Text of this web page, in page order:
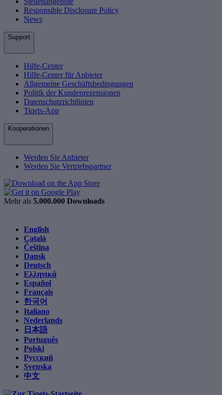
Responsible Disclosure Policy
News
Support
Hilfe-Center
Hilfe-Center für Anbieter
Allgemeine Geschäftsbedingungen
Politik der Kundenrezensionen
Datenschutzrichtlinien
Tiqets-App
Kooperationen
Werden Sie Anbieter
Werden Sie Vertriebspartner
Mehr als 5.000.000 Downloads
English
Català
Čeština
Dansk
Deutsch
Ελληνικά
Español
Français
한국어
Italiano
Nederlands
日本語
Português
Polski
Русский
Svenska
中文